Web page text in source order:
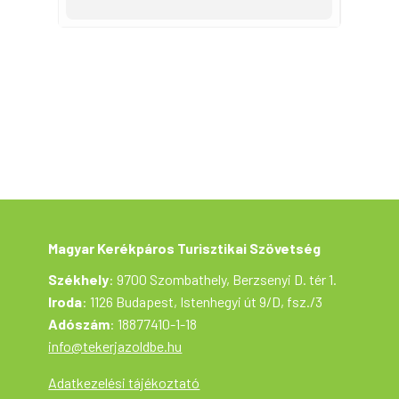
Magyar Kerékpáros Turisztikai Szövetség
Székhely: 9700 Szombathely, Berzsenyi D. tér 1.
Iroda: 1126 Budapest, Istenhegyi út 9/D, fsz./3
Adószám: 18877410-1-18
info@tekerjazoldbe.hu
Adatkezelési tájékoztató